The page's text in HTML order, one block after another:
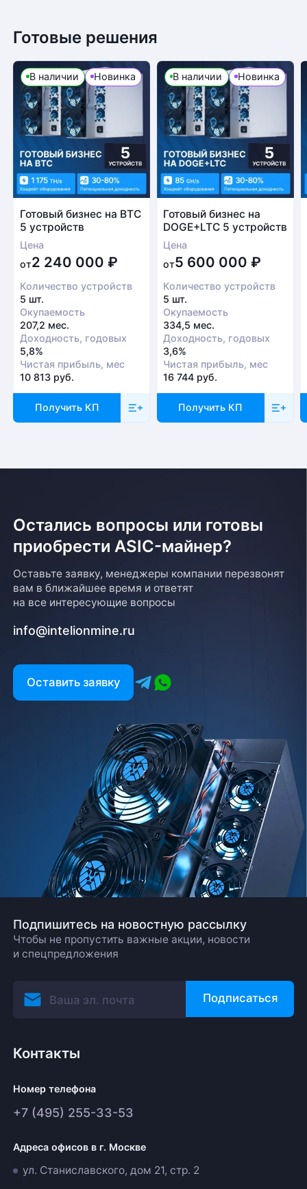
Готовые решения
В наличии Новинка
Готовый бизнес на BTC
5 устройств
Цена
от2 240 000 ₽
Количество устройств
5 шт.
Окупаемость
207,2 мес.
Доходность, годовых
5,8%
Чистая прибыль, мес
10 813 руб.
Получить КП
В наличии Новинка
Готовый бизнес на
DOGE+LTC 5 устройств
Цена
от5 600 000₽
Количество устройств
5 шт.
Окупаемость
334,5 мес.
Доходность, годовых
3,6%
Чистая прибыль, мес
16 744 руб.
Получить КП
Остались вопросы или готовы
приобрести ASIC-майнер?
Оставьте заявку, менеджеры компании перезвонят
вам в ближайшее время и ответят
на все интересующие вопросы
info@intelionmine.ru
Оставить заявку
Подпишитесь на новостную рассылку
Чтобы не пропустить важные акции, новости
и спецпредложения
Подписаться
Контакты
Номер телефона
+7 (495) 255-33-53
Адреса офисов в г. Москве
ул. Станиславского, дом 21, стр. 2